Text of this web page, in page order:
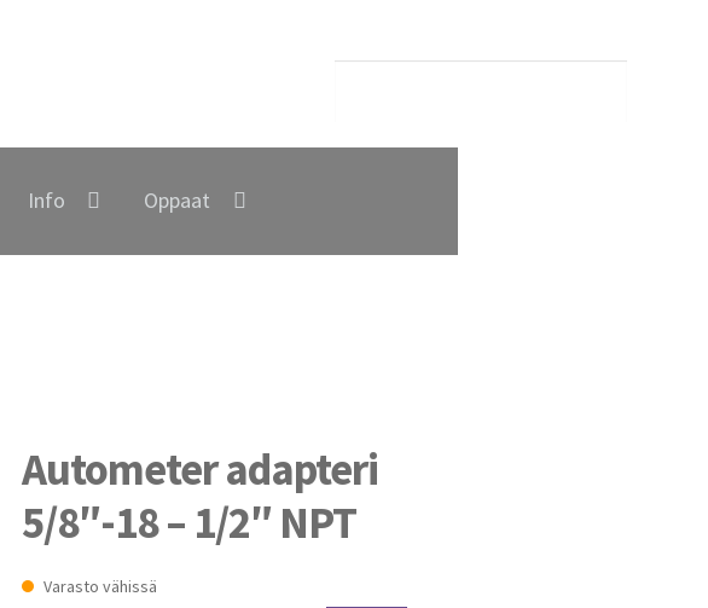
Info Oppaat
Autometer adapteri
5/8″-18 – 1/2″ NPT
Varasto vähissä